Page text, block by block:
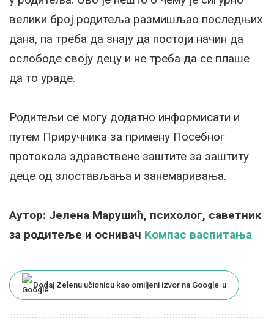
велики број родитеља размишљао последњих
дана, па треба да знају да постоји начин да
ослободе своју децу и не треба да се плаше
да то ураде.
Родитељи се могу додатно информисати и
путем Приручника за примену Посебног
протокола здравствене заштите за заштиту
деце од злостављања и занемаривања.
Аутор: Јелена Марушић, психолог, саветник
за родитеље и оснивач Компас васпитања
Dodaj Zelenu učionicu kao omiljeni izvor na Google-u